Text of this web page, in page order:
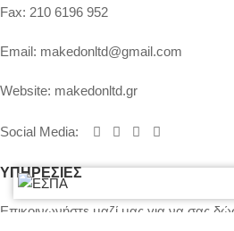
Fax: 210 6196 952
Email: makedonltd@gmail.com
Website: makedonltd.gr
Social Media:
ΥΠΗΡΕΣΙΕΣ
Επικοινωνήστε μαζί μας για να σας